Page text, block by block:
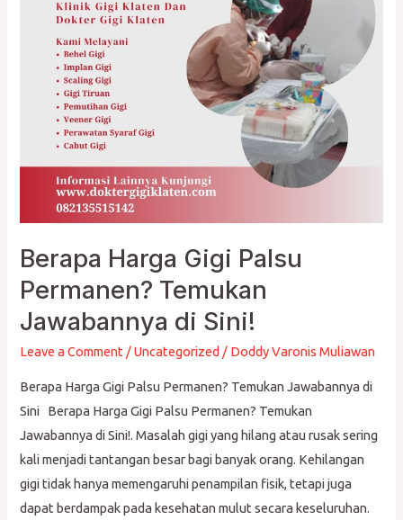
Berapa Harga Gigi Palsu
Permanen? Temukan
Jawabannya di Sini!
Leave a Comment /Uncategorized / Doddy Varonis Muliawan
Berapa Harga Gigi Palsu Permanen? Temukan Jawabannya di
Sini Berapa Harga Gigi Palsu Permanen? Temukan
Jawabannya di Sini!. Masalah gigi yang hilang atau rusak sering
kali menjadi tantangan besar bagi banyak orang. Kehilangan
gigi tidak hanya memengaruhi penampilan fisik, tetapi juga
dapat berdampak pada kesehatan mulut secara keseluruhan.
Jawabannya